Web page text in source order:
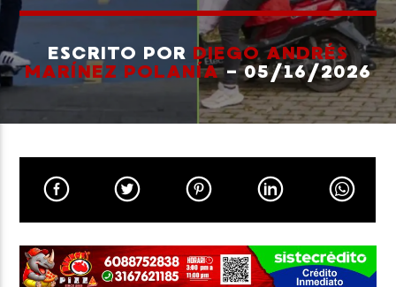
TÍTULO
ARTISTA
Neiva Estereo
ESCRITO POR DIEGO ANDRÉS
MARÍNEZ POLANÍA- 05/16/2026